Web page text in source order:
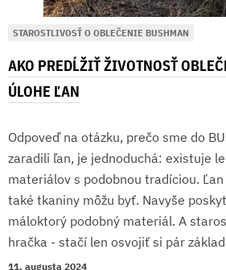
STAROSTLIVOSŤ O OBLEČENIE BUSHMAN
AKO PREDĹŽIŤ ŽIVOTNOSŤ
ÚLOHE ĽAN
Odpoveď na otázku, prečo sme do
zaradili ľan, je jednoduchá: existuje
materiálov s podobnou tradíciou.
také tkaniny môžu byť. Navyše
máloktorý podobný materiál. A
hračka - stačí len osvojiť si pár
11. augusta 2024